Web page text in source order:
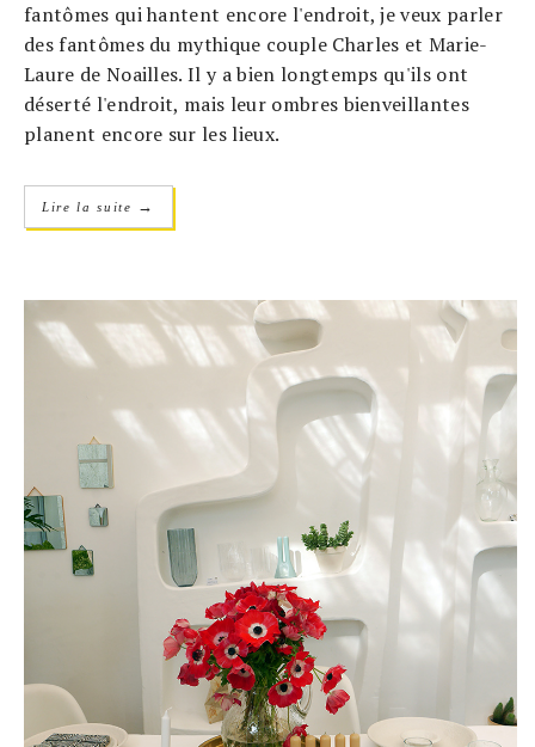
fantômes qui hantent encore l'endroit, je veux parler
des fantômes du mythique couple Charles et Marie-
Laure de Noailles. Il y a bien longtemps qu'ils ont
déserté l'endroit, mais leur ombres bienveillantes
planent encore sur les lieux.
Lire la suite →